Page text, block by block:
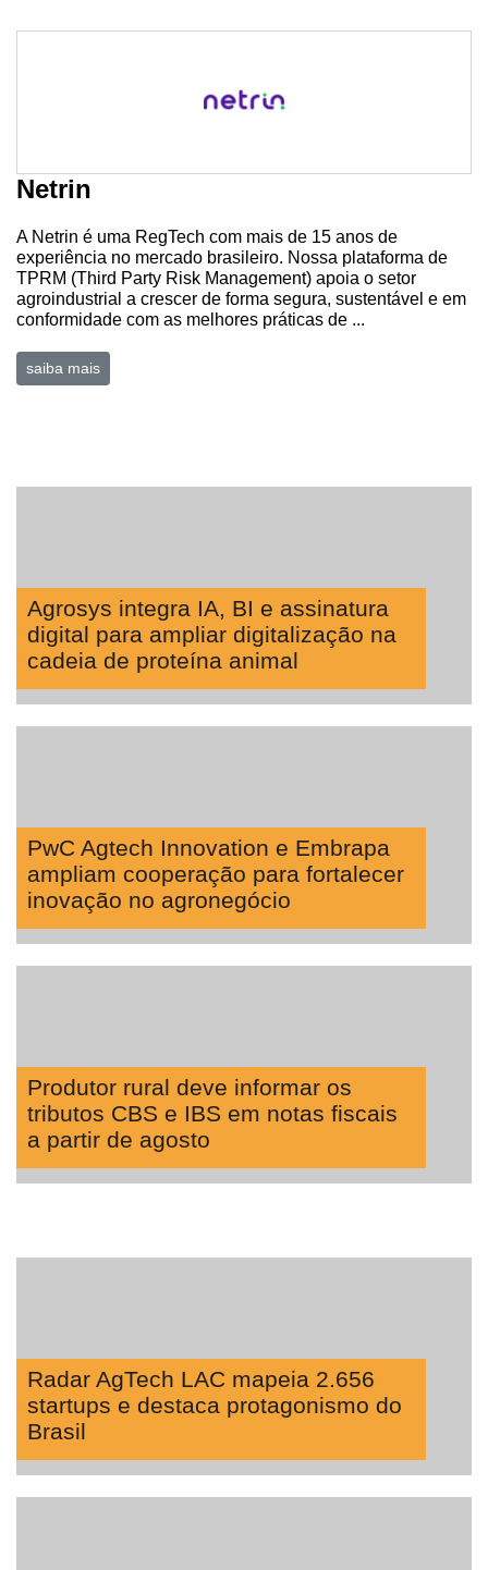
Netrin
A Netrin é uma RegTech com mais de 15 anos de
experiência no mercado brasileiro. Nossa plataforma de
TPRM (Third Party Risk Management) apoia o setor
agroindustrial a crescer de forma segura, sustentável e em
conformidade com as melhores práticas de ...
saiba mais
Agrosys integra IA, BI e assinatura
digital para ampliar digitalização na
cadeia de proteína animal
PwC Agtech Innovation e Embrapa
ampliam cooperação para fortalecer
inovação no agronegócio
Produtor rural deve informar os
tributos CBS e IBS em notas fiscais
a partir de agosto
Radar AgTech LAC mapeia 2.656
startups e destaca protagonismo do
Brasil